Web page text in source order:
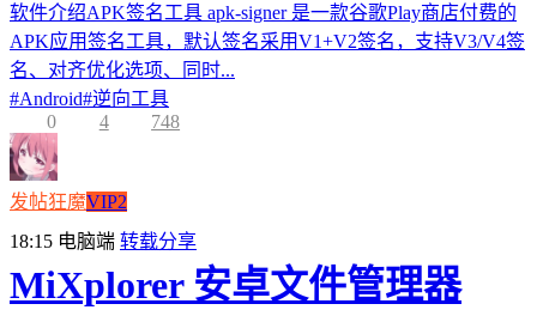
软件介绍APK签名工具 apk-signer 是一款谷歌Play商店付费的
APK应用签名工具，默认签名采用V1+V2签名，支持V3/V4签
名、对齐优化选项、同时...
#Android#逆向工具
0
4 748
发帖狂魔VIP2
18:15 电脑端 转载分享
MiXplorer 安卓文件管理器